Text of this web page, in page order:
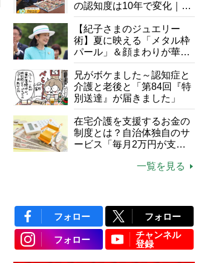
ギャラリーでは一般の人も入れる展覧会も開催。ヴァ
購入も可
の認知度は10年で変化｜流
行語大賞にノミネート、法
律にも明記されたが果たし
て現在は？
【紀子さまのジュエリー
術】夏に映える「メタル枠
パール」＆顔まわりが華や
ぐ「揺れる一粒」の使い分
け方
兄がボケました～認知症と
介護と老後と「第84回『特
別送達』が届きました」
在宅介護を支援するお金の
制度とは？自治体独自のサ
ービス「毎月2万円が支給
一覧を見る
フォロー フォロー
フォロー
チャンネル
登録